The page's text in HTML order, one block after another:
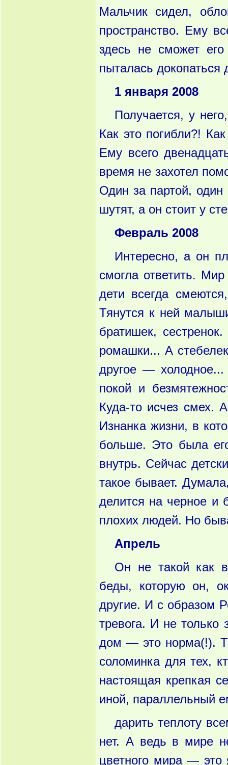
Мальчик сидел,
пространство. Ему
здесь не сможет
пыталась
1 января 2008
Получается, у
Как это погибли?!
Ему всего
время не захотел
Один за партой,
шутят, а он стоит у
Февраль 2008
Интересно, а он
смогла ответить.
дети всегда
Тянутся к ней
братишек,
ромашки... А
другое —
покой и
Куда-то исчез смех.
Изнанка жизни, в
больше. Это была
внутрь. Сейчас
такое бывает.
делится на черное и
плохих людей. Но
Апрель
Он не такой как
беды, которую он,
другие. И с образом
тре­вога. И не только
дом — это норма(!).
соломинка для тех,
настоящая крепкая
иной, параллельный
дарить теплоту
нет. А ведь в мире
цветного мира —